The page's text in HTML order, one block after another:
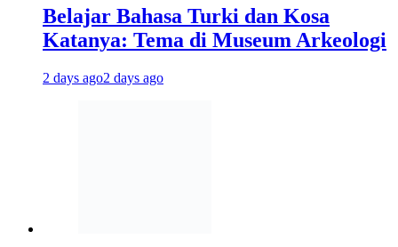
Belajar Bahasa Turki dan Kosa
Katanya: Tema di Museum Arkeologi
2 days ago2 days ago